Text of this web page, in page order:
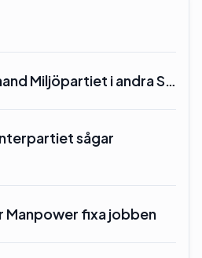
Miljöpartiet i andra S…
sågar
Manpower fixa jobben